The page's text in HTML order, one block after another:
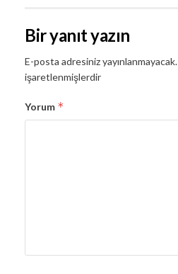
Bir yanıt yazın
E-posta adresiniz yayınlanmayacak.
işaretlenmişlerdir
Yorum *